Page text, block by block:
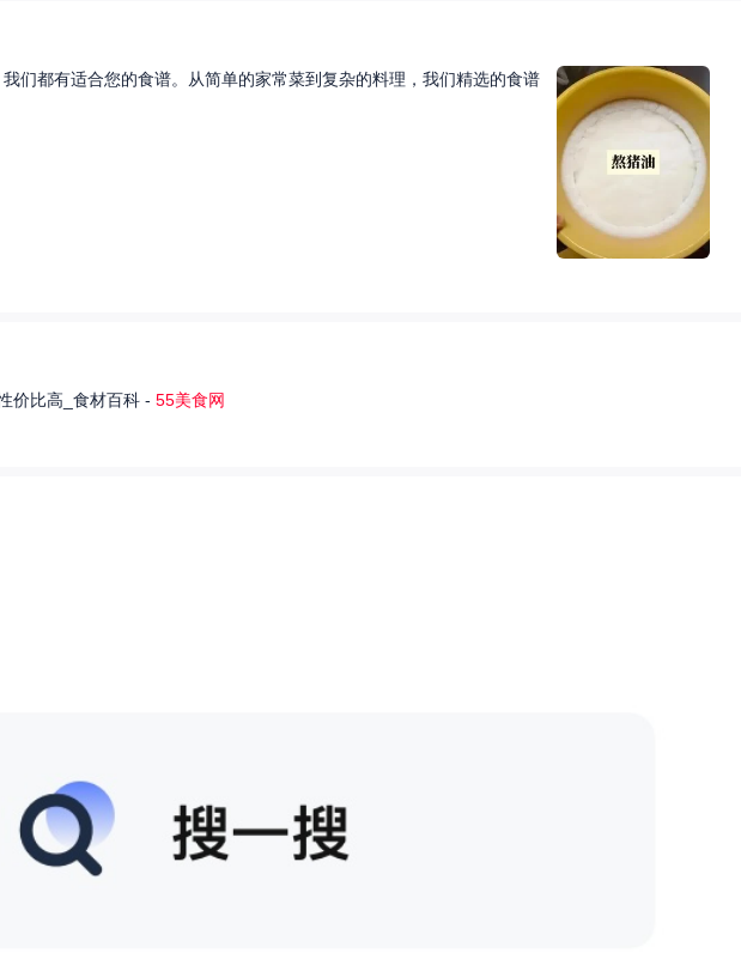
们都有适合您的食谱。从简单的家常菜到复杂的料理，我们精选的食谱
价比高_食材百科 - 55美食网